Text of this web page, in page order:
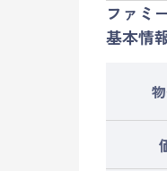
ファミ
基本情